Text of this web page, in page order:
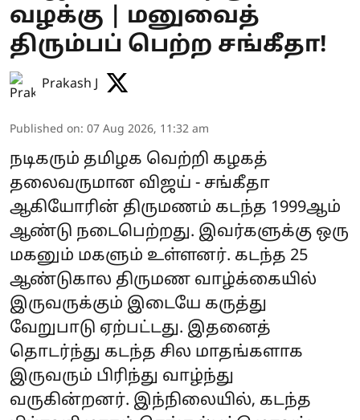
வழக்கு | மனுவைத்
திரும்பப் பெற்ற சங்கீதா!
Prakash J
Published on: 07 Aug 2026, 11:32 am
நடிகரும் தமிழக வெற்றி கழகத்
தலைவருமான விஜய் - சங்கீதா
ஆகியோரின் திருமணம் கடந்த 1999ஆம்
ஆண்டு நடைபெற்றது. இவர்களுக்கு ஒரு
மகனும் மகளும் உள்ளனர். கடந்த 25
ஆண்டுகால திருமண வாழ்க்கையில்
இருவருக்கும் இடையே கருத்து
வேறுபாடு ஏற்பட்டது. இதனைத்
தொடர்ந்து கடந்த சில மாதங்களாக
இருவரும் பிரிந்து வாழ்ந்து
வருகின்றனர். இந்நிலையில், கடந்த